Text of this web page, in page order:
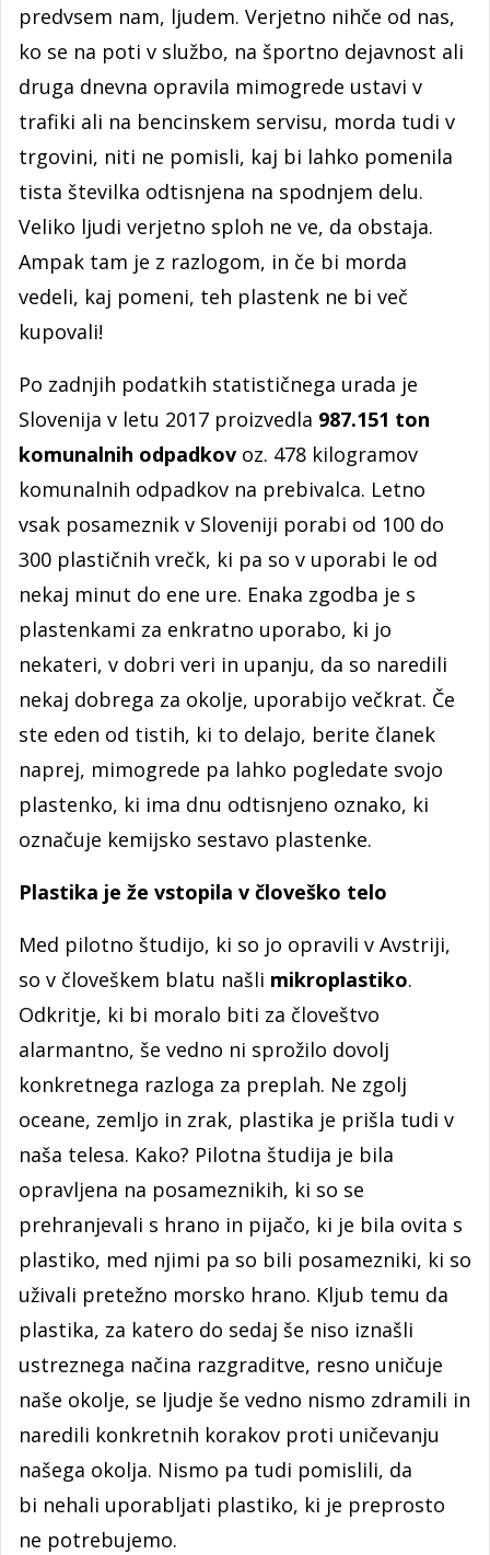
predvsem nam, ljudem. Verjetno nihče od nas,
ko se na poti v službo, na športno dejavnost ali
druga dnevna opravila mimogrede ustavi v
trafiki ali na bencinskem servisu, morda tudi v
trgovini, niti ne pomisli, kaj bi lahko pomenila
tista številka odtisnjena na spodnjem delu.
Veliko ljudi verjetno sploh ne ve, da obstaja.
Ampak tam je z razlogom, in če bi morda
vedeli, kaj pomeni, teh plastenk ne bi več
kupovali!
Po zadnjih podatkih statističnega urada je
Slovenija v letu 2017 proizvedla 987.151 ton
komunalnih odpadkov oz. 478 kilogramov
komunalnih odpadkov na prebivalca. Letno
vsak posameznik v Sloveniji porabi od 100 do
300 plastičnih vrečk, ki pa so v uporabi le od
nekaj minut do ene ure. Enaka zgodba je s
plastenkami za enkratno uporabo, ki jo
nekateri, v dobri veri in upanju, da so naredili
nekaj dobrega za okolje, uporabijo večkrat. Če
ste eden od tistih, ki to delajo, berite članek
naprej, mimogrede pa lahko pogledate svojo
plastenko, ki ima dnu odtisnjeno oznako, ki
označuje kemijsko sestavo plastenke.
Plastika je že vstopila v človeško telo
Med pilotno študijo, ki so jo opravili v Avstriji,
so v človeškem blatu našli mikroplastiko.
Odkritje, ki bi moralo biti za človeštvo
alarmantno, še vedno ni sprožilo dovolj
konkretnega razloga za preplah. Ne zgolj
oceane, zemljo in zrak, plastika je prišla tudi v
naša telesa. Kako? Pilotna študija je bila
opravljena na posameznikih, ki so se
prehranjevali s hrano in pijačo, ki je bila ovita s
plastiko, med njimi pa so bili posamezniki, ki so
uživali pretežno morsko hrano. Kljub temu da
plastika, za katero do sedaj še niso iznašli
ustreznega načina razgraditve, resno uničuje
naše okolje, se ljudje še vedno nismo zdramili in
naredili konkretnih korakov proti uničevanju
našega okolja. Nismo pa tudi pomislili, da
bi nehali uporabljati plastiko, ki je preprosto
ne potrebujemo.